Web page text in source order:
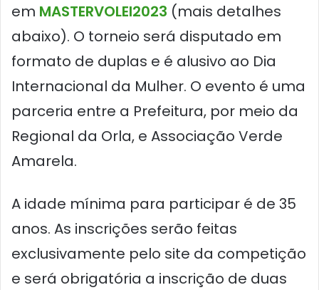
em MASTERVOLEI2023 (mais detalhes
abaixo). O torneio será disputado em
formato de duplas e é alusivo ao Dia
Internacional da Mulher. O evento é uma
parceria entre a Prefeitura, por meio da
Regional da Orla, e Associação Verde
Amarela.
A idade mínima para participar é de 35
anos. As inscrições serão feitas
exclusivamente pelo site da competição
e será obrigatória a inscrição de duas